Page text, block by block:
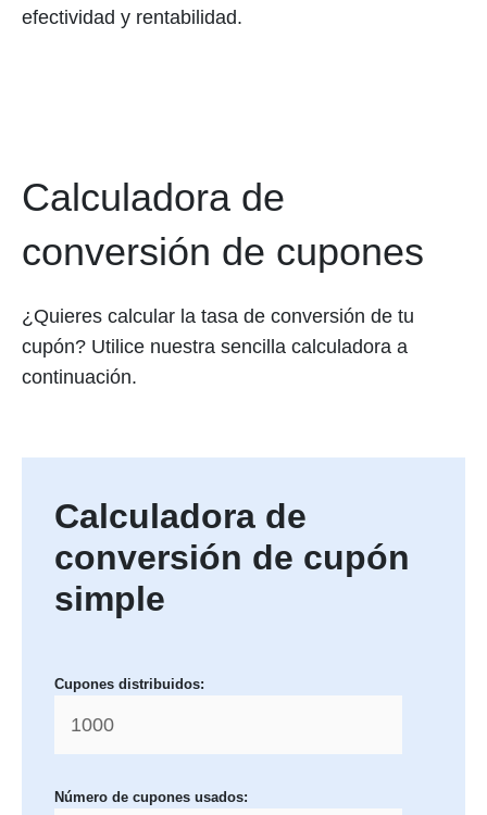
efectividad y rentabilidad.
Calculadora de
conversión de cupones
¿Quieres calcular la tasa de conversión de tu
cupón? Utilice nuestra sencilla calculadora a
continuación.
Calculadora de
conversión de cupón
simple
Cupones distribuidos:
Número de cupones usados: